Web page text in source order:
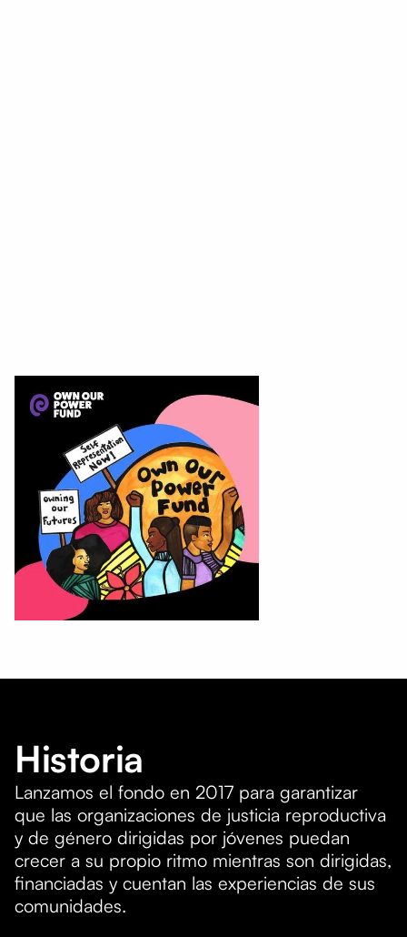
Historia
Lanzamos el fondo en 2017 para garantizar
que las organizaciones de justicia reproductiva
y de género dirigidas por jóvenes puedan
crecer a su propio ritmo mientras son dirigidas,
financiadas y cuentan las experiencias de sus
comunidades.